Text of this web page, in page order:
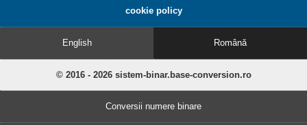
cookie policy
English Română
© 2016 - 2026 sistem-binar.base-conversion.ro
Conversii numere binare